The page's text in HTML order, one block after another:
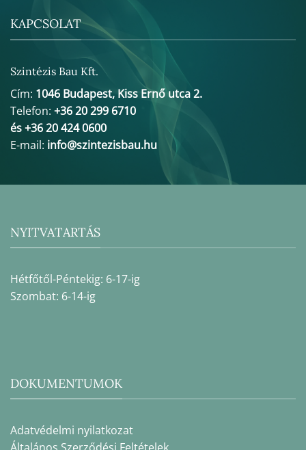
KAPCSOLAT
Szintézis Bau Kft.
Cím: 1046 Budapest, Kiss Ernő utca 2.
Telefon: +36 20 299 6710
és +36 20 424 0600
E-mail: info@szintezisbau.hu
NYITVATARTÁS
Hétfőtől-Péntekig: 6-17-ig
Szombat: 6-14-ig
DOKUMENTUMOK
Adatvédelmi nyilatkozat